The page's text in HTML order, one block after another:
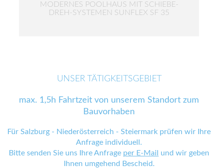
MODERNES POOLHAUS MIT SCHIEBE-
DREH-SYSTEMEN SUNFLEX SF 35
UNSER TÄTIGKEITSGEBIET
max. 1,5h Fahrtzeit von unserem Standort zum
Bauvorhaben
Für Salzburg - Niederösterreich - Steiermark prüfen wir Ihre
Anfrage individuell.
Bitte senden Sie uns Ihre Anfrage per E-Mail
und wir geben
Ihnen umgehend Bescheid.